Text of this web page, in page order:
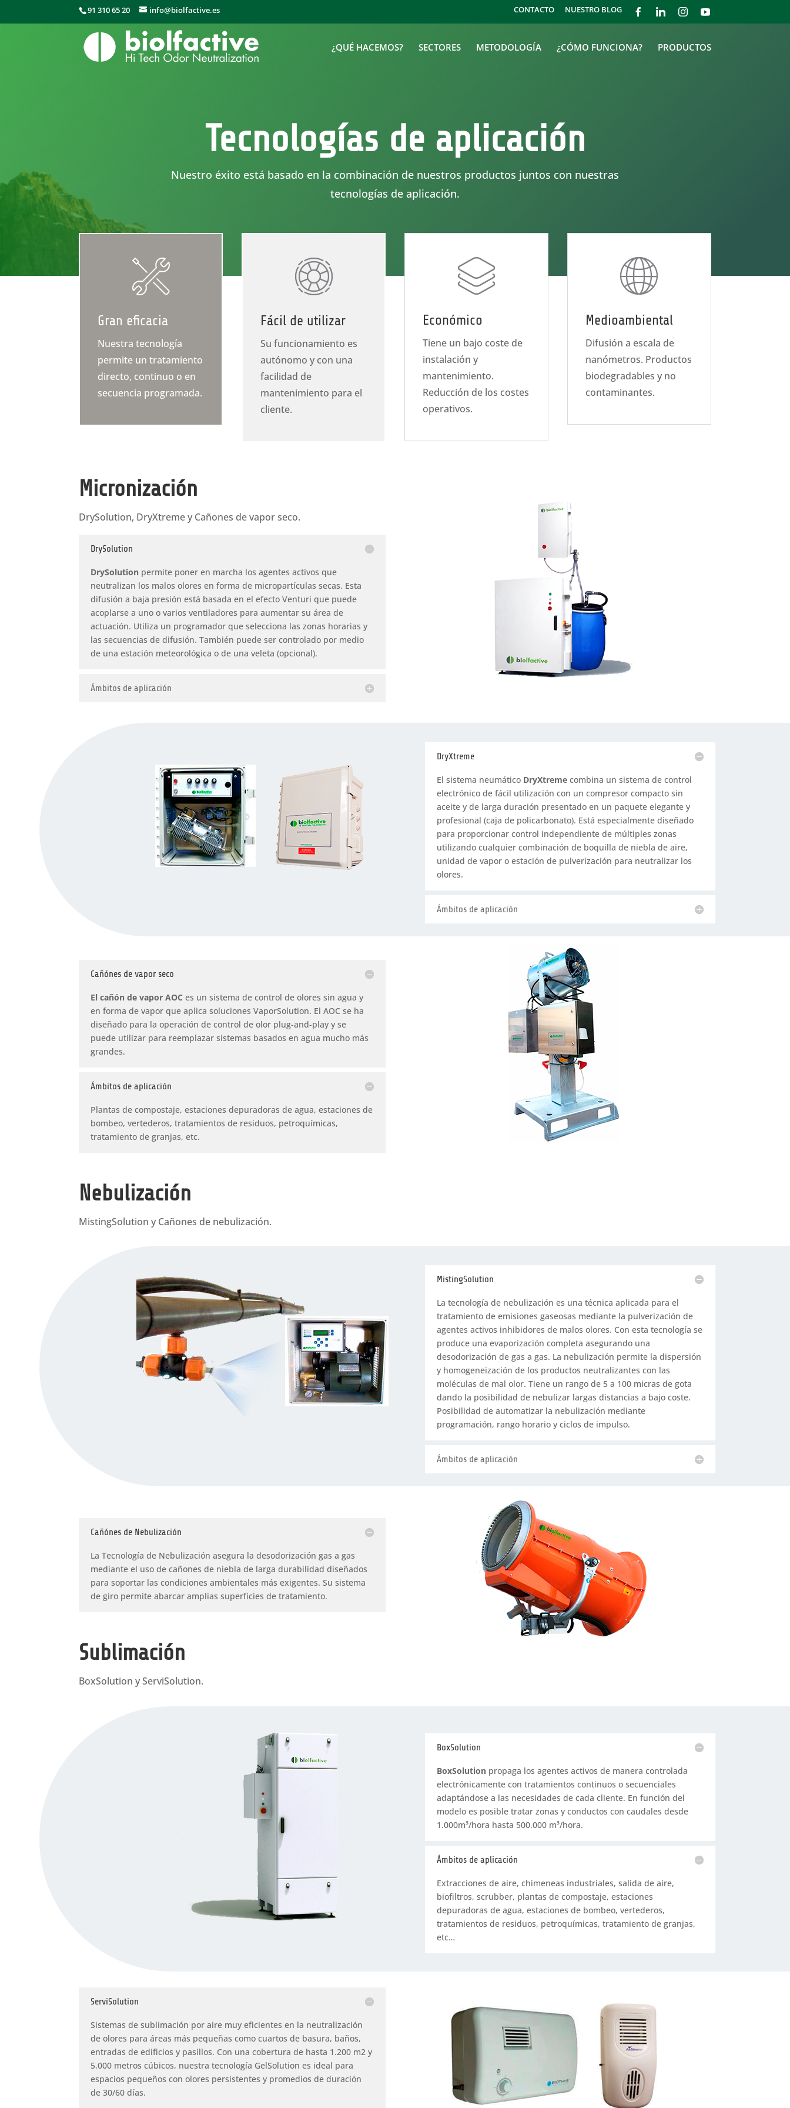
91 310 65 20 info@biolfactive.es CONTACTO NUESTRO BLOG
¿QUÉ HACEMOS? SECTORES METODOLOGÍA ¿CÓMO FUNCIONA? PRODUCTOS
Tecnologías de aplicación
Nuestro éxito está basado en la combinación de nuestros productos juntos con nuestras
tecnologías de aplicación.
Gran eficacia
Nuestra tecnología
permite un tratamiento
directo, continuo o en
secuencia programada.
Fácil de utilizar
Su funcionamiento es
autónomo y con una
facilidad de
mantenimiento para el
cliente.
Económico
Tiene un bajo coste de
instalación y
mantenimiento.
Reducción de los costes
operativos.
Medioambiental
Difusión a escala de
nanómetros. Productos
biodegradables y no
contaminantes.
Micronización
DrySolution, DryXtreme y Cañones de vapor seco.
DrySolution
DrySolution permite poner en marcha los agentes activos que
neutralizan los malos olores en forma de micropartículas secas. Esta
difusión a baja presión está basada en el efecto Venturi que puede
acoplarse a uno o varios ventiladores para aumentar su área de
actuación. Utiliza un programador que selecciona las zonas horarias y
las secuencias de difusión. También puede ser controlado por medio
de una estación meteorológica o de una veleta (opcional).
Ámbitos de aplicación
DryXtreme
El sistema neumático DryXtreme combina un sistema de control
electrónico de fácil utilización con un compresor compacto sin
aceite y de larga duración presentado en un paquete elegante y
profesional (caja de policarbonato). Está especialmente diseñado
para proporcionar control independiente de múltiples zonas
utilizando cualquier combinación de boquilla de niebla de aire,
unidad de vapor o estación de pulverización para neutralizar los
olores.
Ámbitos de aplicación
Cañónes de vapor seco
El cañón de vapor AOC es un sistema de control de olores sin agua y
en forma de vapor que aplica soluciones VaporSolution. El AOC se ha
diseñado para la operación de control de olor plug-and-play y se
puede utilizar para reemplazar sistemas basados en agua mucho más
grandes.
Ámbitos de aplicación
Plantas de compostaje, estaciones depuradoras de agua, estaciones de
bombeo, vertederos, tratamientos de residuos, petroquímicas,
tratamiento de granjas, etc.
Nebulización
MistingSolution y Cañones de nebulización.
MistingSolution
La tecnología de nebulización es una técnica aplicada para el
tratamiento de emisiones gaseosas mediante la pulverización de
agentes activos inhibidores de malos olores. Con esta tecnología se
produce una evaporización completa asegurando una
desodorización de gas a gas. La nebulización permite la dispersión
y homogeneización de los productos neutralizantes con las
moléculas de mal olor. Tiene un rango de 5 a 100 micras de gota
dando la posibilidad de nebulizar largas distancias a bajo coste.
Posibilidad de automatizar la nebulización mediante
programación, rango horario y ciclos de impulso.
Ámbitos de aplicación
Cañónes de Nebulización
La Tecnología de Nebulización asegura la desodorización gas a gas
mediante el uso de cañones de niebla de larga durabilidad diseñados
para soportar las condiciones ambientales más exigentes. Su sistema
de giro permite abarcar amplias superficies de tratamiento.
Sublimación
BoxSolution y ServiSolution.
BoxSolution
BoxSolution propaga los agentes activos de manera controlada
electrónicamente con tratamientos continuos o secuenciales
adaptándose a las necesidades de cada cliente. En función del
modelo es posible tratar zonas y conductos con caudales desde
1.000m³/hora hasta 500.000 m³/hora.
Ámbitos de aplicación
Extracciones de aire, chimeneas industriales, salida de aire,
biofiltros, scrubber, plantas de compostaje, estaciones
depuradoras de agua, estaciones de bombeo, vertederos,
tratamientos de residuos, petroquímicas, tratamiento de granjas,
etc…
ServiSolution
Sistemas de sublimación por aire muy eficientes en la neutralización
de olores para áreas más pequeñas como cuartos de basura, baños,
entradas de edificios y pasillos. Con una cobertura de hasta 1.200 m2 y
5.000 metros cúbicos, nuestra tecnología GelSolution es ideal para
espacios pequeños con olores persistentes y promedios de duración
de 30/60 días.